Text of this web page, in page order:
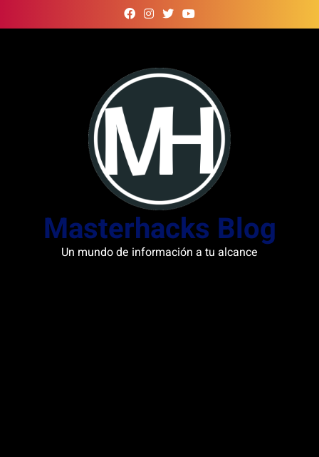
to
Masterhacks Blog
Un mundo de información a tu alcance